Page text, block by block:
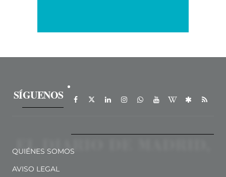
SÍGUENOS
QUIÉNES SOMOS
AVISO LEGAL